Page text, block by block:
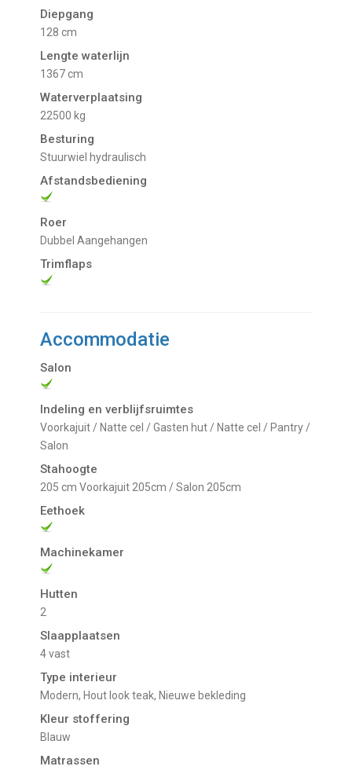
Diepgang
128 cm
Lengte waterlijn
1367 cm
Waterverplaatsing
22500 kg
Besturing
Stuurwiel hydraulisch
Afstandsbediening
Roer
Dubbel Aangehangen
Trimflaps
Accommodatie
Salon
Indeling en verblijfsruimtes
Voorkajuit / Natte cel / Gasten hut / Natte cel / Pantry /
Salon
Stahoogte
205 cm Voorkajuit 205cm / Salon 205cm
Eethoek
Machinekamer
Hutten
2
Slaapplaatsen
4 vast
Type interieur
Modern, Hout look teak, Nieuwe bekleding
Kleur stoffering
Blauw
Matrassen